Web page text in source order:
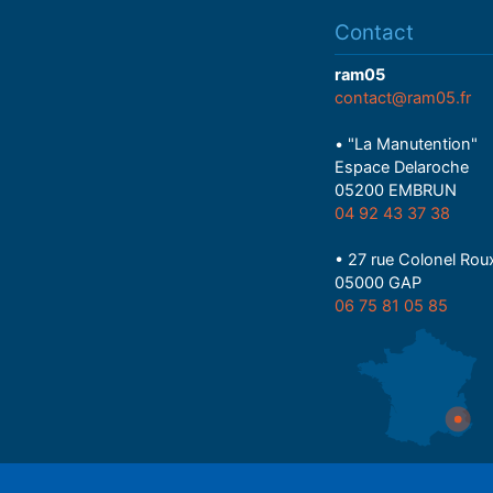
Contact
ram05
contact@ram05.fr
• "La Manutention"
Espace Delaroche
05200 EMBRUN
04 92 43 37 38
• 27 rue Colonel
05000 GAP
06 75 81 05 85